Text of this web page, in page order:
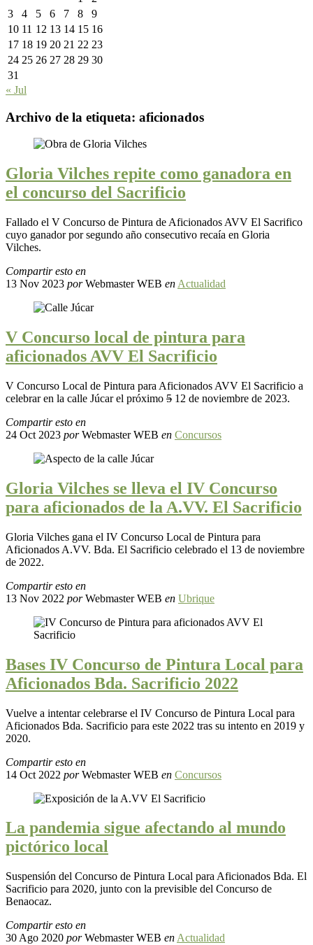
3
4 5 6 7 8
9
10 11 12 13 14 15 16
17 18 19 20 21 22 23
24 25 26 27 28 29 30
31
« Jul
Archivo de la etiqueta: aficionados
Gloria Vilches repite como ganadora en
el concurso del Sacrificio
Fallado el V Concurso de Pintura de Aficionados AVV El Sacrifico
cuyo ganador por segundo año consecutivo recaía en Gloria
Vilches.
Compartir esto en
13 Nov 2023 porWebmaster WEB en Actualidad
V Concurso local de pintura para
aficionados AVV El Sacrificio
V Concurso Local de Pintura para Aficionados AVV El Sacrificio a
celebrar en la calle Júcar el próximo 5 12 de noviembre de 2023.
Compartir esto en
24 Oct 2023 porWebmaster WEB en Concursos
Gloria Vilches se lleva el IV Concurso
para aficionados de la A.VV. El Sacrificio
Gloria Vilches gana el IV Concurso Local de Pintura para
Aficionados A.VV. Bda. El Sacrificio celebrado el 13 de noviembre
de 2022.
Compartir esto en
13 Nov 2022 porWebmaster WEB en Ubrique
Bases IV Concurso de Pintura Local para
Aficionados Bda. Sacrificio 2022
Vuelve a intentar celebrarse el IV Concurso de Pintura Local para
Aficionados Bda. Sacrificio para este 2022 tras su intento en 2019 y
2020.
Compartir esto en
14 Oct 2022 porWebmaster WEB en Concursos
La pandemia sigue afectando al mundo
pictórico local
Suspensión del Concurso de Pintura Local para Aficionados Bda. El
Sacrificio para 2020, junto con la previsible del Concurso de
Benaocaz.
Compartir esto en
30 Ago 2020 porWebmaster WEB en Actualidad